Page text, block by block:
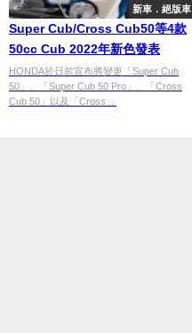
新車．絕版車
Super Cub/Cross Cub50等4款
50cc Cub 2022年新色發表
HONDA於日前宣布將變更「Super Cub
50」、「Super Cub 50 Pro」、「Cross
Cub 50」以及「Cross ...